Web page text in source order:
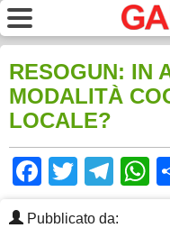
RESOGUN: IN
MODALITÀ
LOCALE?
Facebook
Twitter
Pubblicato da: